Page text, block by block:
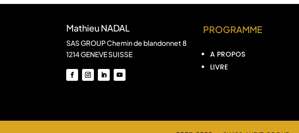
Mathieu NADAL
SAS GROUP Chemin de blandonnet 8
1214 GENEVE SUISSE
PROGRAMME
A PROPOS
LIVRE